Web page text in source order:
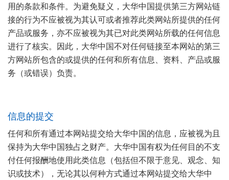
用的条款和条件。为避免疑义，大华中国提供第三方网站链
接的行为不应被视为其认可或者推荐此类网站所提供的任何
产品或服务，亦不应被视为其已对此类网站所载的任何信息
进行了核实。因此，大华中国不对任何链接至本网站的第三
方网站所包含的或提供的任何和所有信息、资料、产品或服
务（或错误）负责。
信息的提交
任何和所有通过本网站提交给大华中国的信息，应被视为且
保持为大华中国独占之财产。大华中国有权为任何目的不支
付任何报酬地使用此类信息（包括但不限于意见、观念、知
识或技术），无论其以何种方式通过本网站提交给大华中